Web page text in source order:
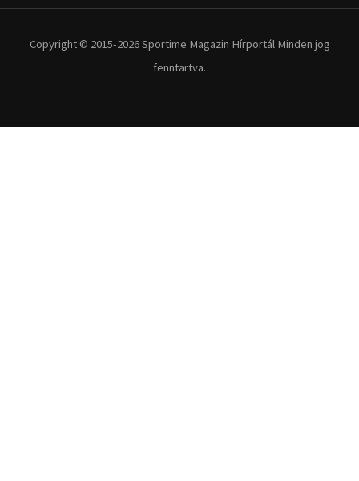
Copyright © 2015-2026 Sportime Magazin Hírportál Minden jog
fenntartva.